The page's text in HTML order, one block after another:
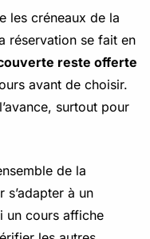
les créneaux de la
réservation se fait en
reste offerte
avant de choisir.
surtout pour
de la
s’adapter à un
un cours affiche